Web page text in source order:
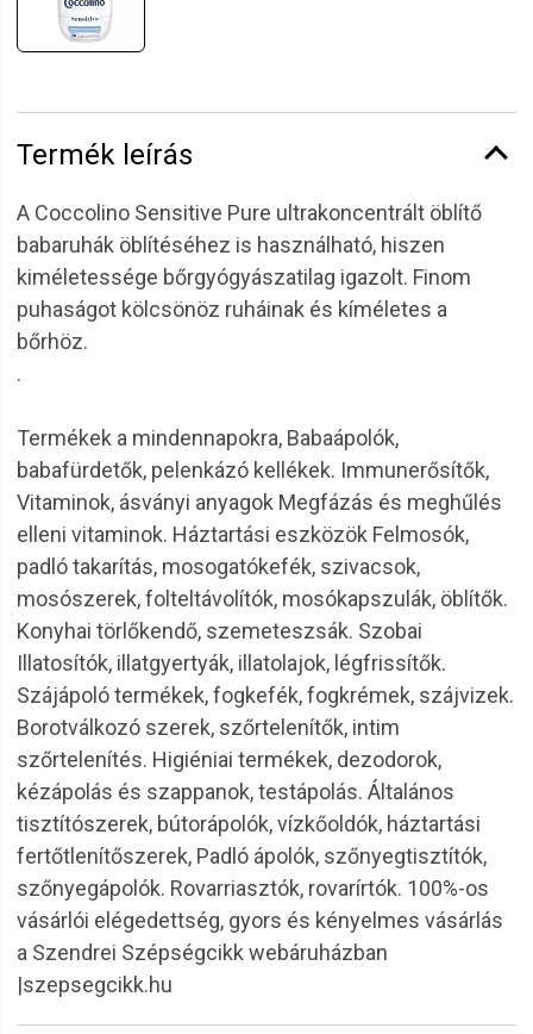
Termék leírás
A Coccolino Sensitive Pure ultrakoncentrált öblítő
babaruhák öblítéséhez is használható, hiszen
kiméletessége bőrgyógyászatilag igazolt. Finom
puhaságot kölcsönöz ruháinak és kíméletes a
bőrhöz.
.
Termékek a mindennapokra, Babaápolók,
babafürdetők, pelenkázó kellékek. Immunerősítők,
Vitaminok, ásványi anyagok Megfázás és meghűlés
elleni vitaminok. Háztartási eszközök Felmosók,
padló takarítás, mosogatókefék, szivacsok,
mosószerek, folteltávolítók, mosókapszulák, öblítők.
Konyhai törlőkendő, szemeteszsák. Szobai
Illatosítók, illatgyertyák, illatolajok, légfrissítők.
Szájápoló termékek, fogkefék, fogkrémek, szájvizek.
Borotválkozó szerek, szőrtelenítők, intim
szőrtelenítés. Higiéniai termékek, dezodorok,
kézápolás és szappanok, testápolás. Általános
tisztítószerek, bútorápolók, vízkőoldók, háztartási
fertőtlenítőszerek, Padló ápolók, szőnyegtisztítók,
szőnyegápolók. Rovarriasztók, rovarírtók. 100%-os
vásárlói elégedettség, gyors és kényelmes vásárlás
a Szendrei Szépségcikk webáruházban
|szepsegcikk.hu